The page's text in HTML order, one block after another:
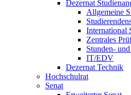
Dezernat
Allgemeine
International
Zentrales
Stunden-
IT/EDV
Dezernat Technik
Hochschulrat
Senat